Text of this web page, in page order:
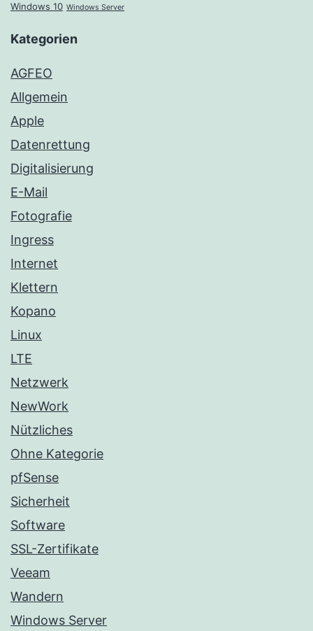
Windows 10 Windows Server
Kategorien
AGFEO
Allgemein
Apple
Datenrettung
Digitalisierung
E-Mail
Fotografie
Ingress
Internet
Klettern
Kopano
Linux
LTE
Netzwerk
NewWork
Nützliches
Ohne Kategorie
pfSense
Sicherheit
Software
SSL-Zertifikate
Veeam
Wandern
Windows Server